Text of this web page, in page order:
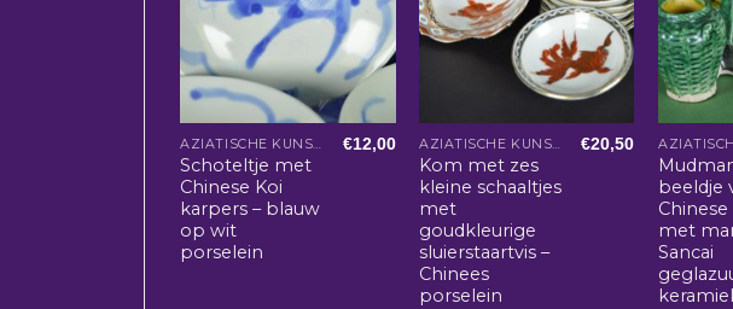
Schoteltje met
Chinese Koi
karpers – blauw
op wit
porselein
€12,00
Kom met zes
kleine schaaltjes
met
goudkleurige
sluierstaartvis –
Chinees
porselein
€20,50
beeldje
Chinese
met
Sancai